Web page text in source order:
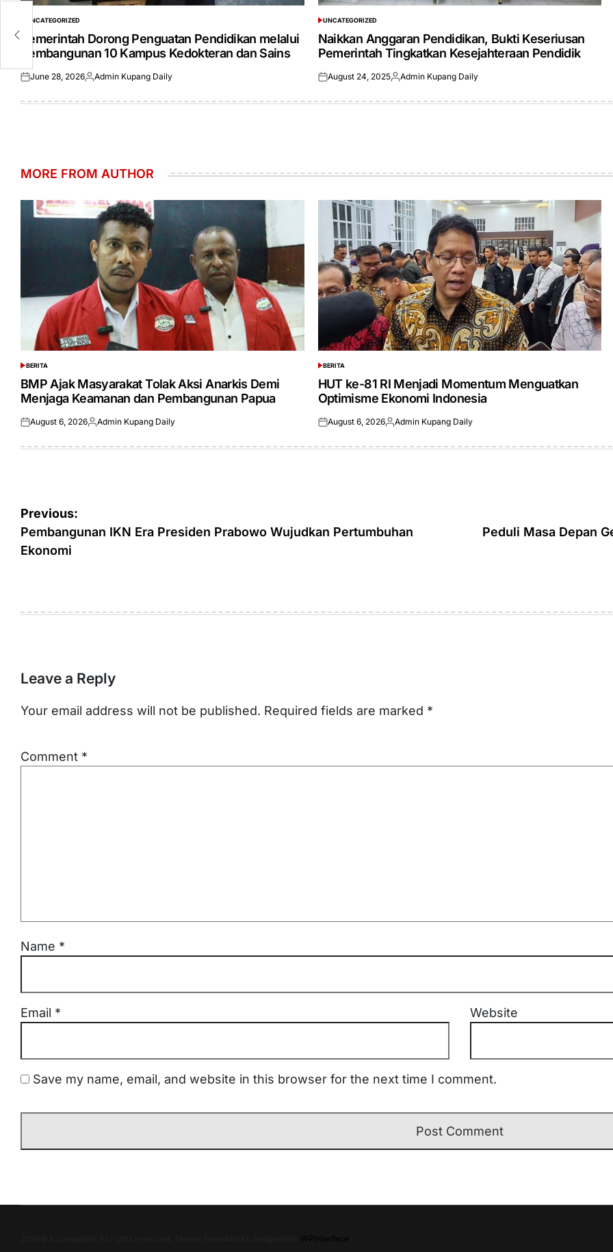
POSTED
UNCATEGORIZED
Pemerintah Dorong Penguatan Pendidikan melalui
Pembangunan 10 Kampus Kedokteran dan Sains
Posted
June 28, 2026Posted
Admin Kupang Daily
POSTED
IN
UNCATEGORIZED
Naikkan Anggaran Pendidikan, Bukti Keseriusan
Pemerintah Tingkatkan Kesejahteraan Pendidik
Posted
August 24, 2025Posted
Admin Kupang Daily
MORE FROM AUTHOR
POSTED
IN
BERITA
BMP Ajak Masyarakat Tolak Aksi Anarkis Demi
Menjaga Keamanan dan Pembangunan Papua
Posted
August 6, 2026Posted
Admin Kupang Daily
POSTED
IN
BERITA
HUT ke-81 RI Menjadi Momentum Menguatkan
Optimisme Ekonomi Indonesia
Posted
August 6, 2026Posted
Admin Kupang Daily
Post
navigation
Previous:
Pembangunan IKN Era Presiden Prabowo Wujudkan Pertumbuhan
Ekonomi
Peduli Masa Depan
Leave a Reply
Your email address will not be published. Required fields are marked *
Comment *
Name *
Email * Website
Save my name, email, and website in this browser for the next time I comment.